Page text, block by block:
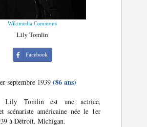
Wikimedia Commons
Lily Tomlin
Facebook
septembre 1939(86 ans)
Lily Tomlin est une actrice,
scénariste américaine née le 1er
à Détroit, Michigan.